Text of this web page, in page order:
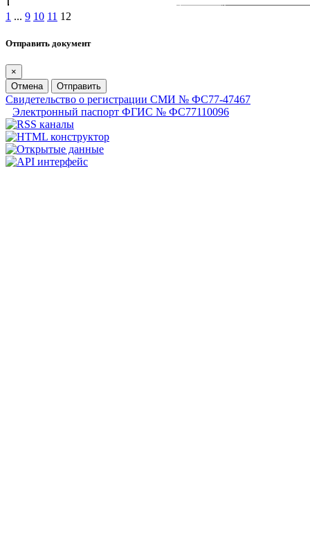
1 ... 9 10 11 12
Отправить документ
×
Отмена
Отправить
Свидетельство о регистрации СМИ № ФС77-47467
Электронный паспорт ФГИС № ФС77110096